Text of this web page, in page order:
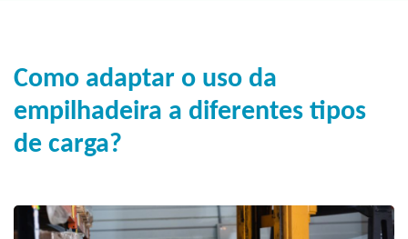
Como adaptar o uso da
empilhadeira a diferentes tipos
de carga?